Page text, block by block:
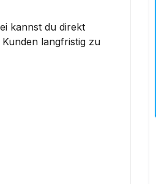
kannst du direkt
langfristig zu